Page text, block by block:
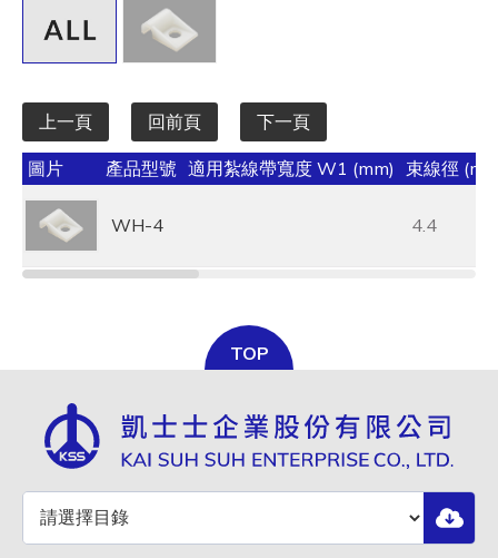
上一頁 回前頁 下一頁
圖片 產品型號 適用紮線帶寬度 W1 (mm) 束線徑
WH-4 4.4
TOP